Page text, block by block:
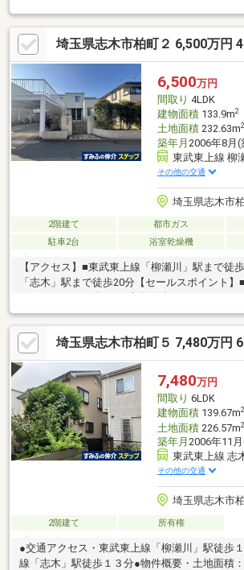
目線で対応させていただきますので安心してご
問合せお待ちしております。
埼玉県志木市柏町２ 6,500万円
6,500万円
間取り 4LDK
建物面積133.9m2
土地面積232.63m2
築年月 2006年8月
東武東上線 柳
その他の交通
埼玉県志木市
2階建て 都市ガス
駐車2台
浴室乾燥機
【アクセス】■東武東上線「柳瀬川」駅まで徒
「志木」駅まで徒歩20分【セールスポイント】
232.63㎡（70.37坪） 建築面積：133.90㎡（
域：第一種低層住居専用地域■2006年8月築■
二世帯向き■施工会社：旭化成ホームズ■バル
2台分（車種による）■バイクガレージ
埼玉県志木市柏町５ 7,480万円
7,480万円
間取り 6LDK
建物面積139.67m2
土地面積226.57m2
築年月 2006年11
東武東上線 志
その他の交通
埼玉県志木市
2階建て 所有権
●交通アクセス・東武東上線「柳瀬川」駅徒歩
線「志木」駅徒歩１３分●物件概要・土地面積